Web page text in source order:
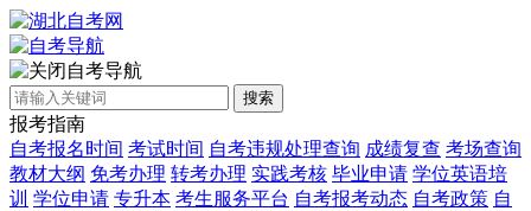
自考导航
搜索
报考指南
自考报名时间 考试时间 自考违规处理查询 成绩复查 考场查询
教材大纲 免考办理 转考办理 实践考核 毕业申请 学位英语培
训 学位申请 专升本 考生服务平台 自考报考动态 自考政策 自